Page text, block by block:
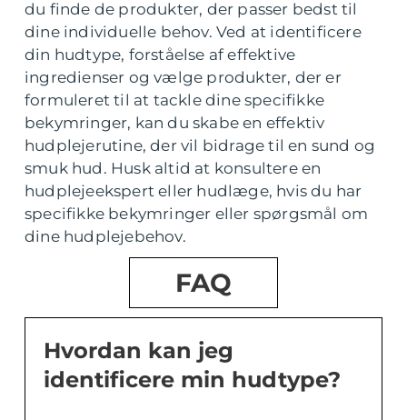
du finde de produkter, der passer bedst til
dine individuelle behov. Ved at identificere
din hudtype, forståelse af effektive
ingredienser og vælge produkter, der er
formuleret til at tackle dine specifikke
bekymringer, kan du skabe en effektiv
hudplejerutine, der vil bidrage til en sund og
smuk hud. Husk altid at konsultere en
hudplejeekspert eller hudlæge, hvis du har
specifikke bekymringer eller spørgsmål om
dine hudplejebehov.
FAQ
Hvordan kan jeg
identificere min hudtype?